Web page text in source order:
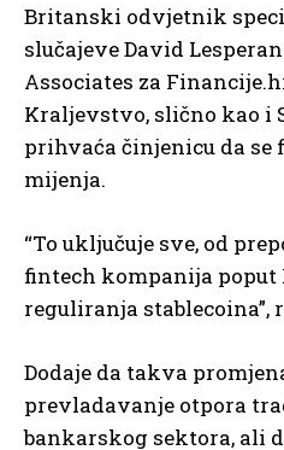
Britanski odvjetnik
slučajeve David
Associates za
Kraljevstvo, slično kao i
prihvaća činjenicu da
mijenja.
“To uključuje sve, od
fintech kompanija poput
reguliranja stablecoina”,
Dodaje da takva
prevladavanje otpora
bankarskog sektora, ali